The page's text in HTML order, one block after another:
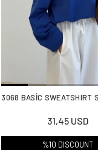
3068 BASİC SWEATSHIRT
31,45 USD
%10 DISCOUNT